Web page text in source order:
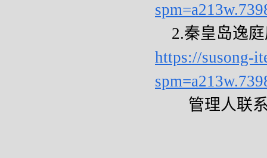
2.秦皇岛逸
https://susong-
管理人联系